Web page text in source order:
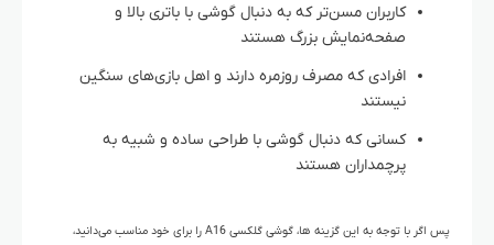
کاربران مسن‌تر که به دنبال گوشی با باتری بالا و
صفحه‌نمایش بزرگ هستند
افرادی که مصرف روزمره دارند و اهل بازی‌های سنگین
نیستند
کسانی که دنبال گوشی با طراحی ساده و شبیه به
پرچمداران هستند
پس اگر با توجه به این گزینه ها، گوشی گلکسی A16 را برای خود مناسب می‌دانید،